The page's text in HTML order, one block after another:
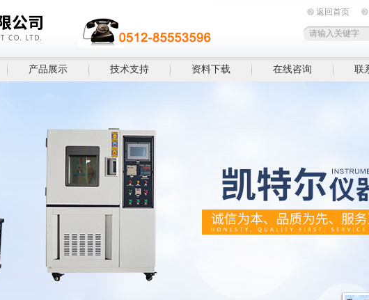
返回首页
产品展示 技术支持 资料下载 在线咨询 联